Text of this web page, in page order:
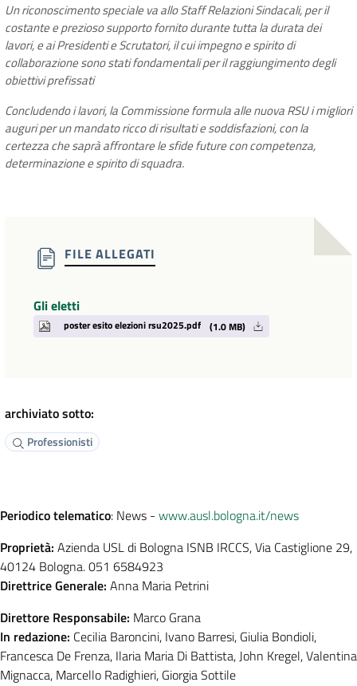
Un riconoscimento speciale va allo Staff Relazioni Sindacali, per il
costante e prezioso supporto fornito durante tutta la durata dei
lavori, e ai Presidenti e Scrutatori, il cui impegno e spirito di
collaborazione sono stati fondamentali per il raggiungimento degli
obiettivi prefissati
Concludendo i lavori, la Commissione formula alle nuova RSU i migliori
auguri per un mandato ricco di risultati e soddisfazioni, con la
certezza che saprà affrontare le sfide future con competenza,
determinazione e spirito di squadra.
FILE ALLEGATI
Gli eletti
poster esito elezioni rsu2025.pdf (1.0 MB)
archiviato sotto:
Professionisti
Periodico telematico: News - www.ausl.bologna.it/news
Proprietà: Azienda USL di Bologna ISNB IRCCS, Via Castiglione 29,
40124 Bologna. 051 6584923
Direttrice Generale: Anna Maria Petrini
Direttore Responsabile: Marco Grana
In redazione: Cecilia Baroncini, Ivano Barresi, Giulia Bondioli,
Francesca De Frenza, Ilaria Maria Di Battista, John Kregel, Valentina
Mignacca, Marcello Radighieri, Giorgia Sottile